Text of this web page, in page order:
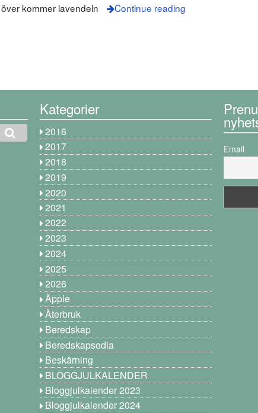
kommer lavendeln
Continue reading
Kategorier
2016
2017
2018
2019
2020
2021
2022
2023
2024
2025
2026
Äpple
Återbruk
Beredskap
Beredskapsodla
Beskärning
BLOGGJULKALENDER
Bloggjulkalender 2023
Bloggjulkalender 2024
Email